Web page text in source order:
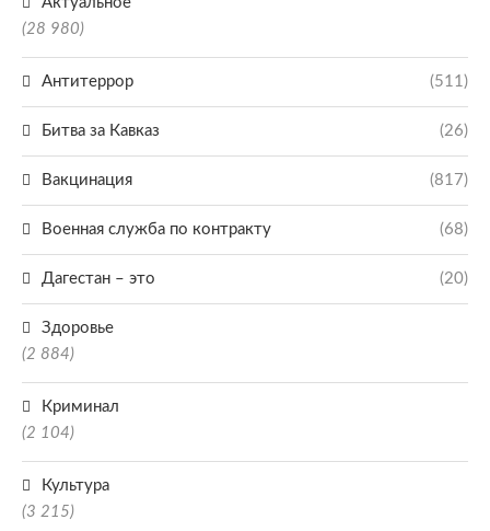
(28 980)
Антитеррор (511)
Битва за Кавказ (26)
Вакцинация (817)
Военная служба по контракту (68)
Дагестан – это (20)
Здоровье
(2 884)
Криминал
(2 104)
Культура
(3 215)